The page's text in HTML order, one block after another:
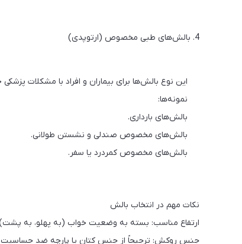
4. بالش‌های طبی مخصوص (ارتوپدی)
این نوع بالش‌ها برای بیماران و افراد با مشکلات
نمونه‌ها:
بالش‌های بارداری.
بالش‌های مخصوص صندلی و نشستن طولانی.
بالش‌های مخصوص کمردرد یا سفر.
نکات مهم در انتخاب بالش
ارتفاع مناسب: بسته به وضعیت خواب (به پهلو، به
جنس روکش: ترجیحاً از جنس کتان یا پارچه ضد حساسیت